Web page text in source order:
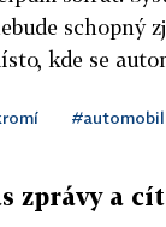
schopný
kde se
zprávy a